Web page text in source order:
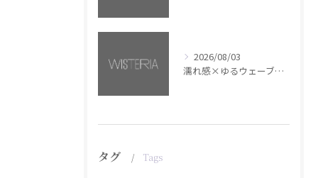
2026/08/03
濡れ感×ゆるウェーブミディアム【銀座・美容室WISTERIA】
タグ Tags